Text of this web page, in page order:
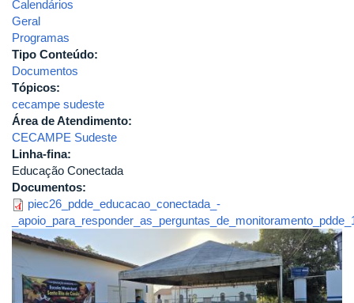
Calendários
Geral
Programas
Tipo Conteúdo:
Documentos
Tópicos:
cecampe sudeste
Área de Atendimento:
CECAMPE Sudeste
Linha-fina:
Educação Conectada
Documentos:
piec26_pdde_educacao_conectada_-